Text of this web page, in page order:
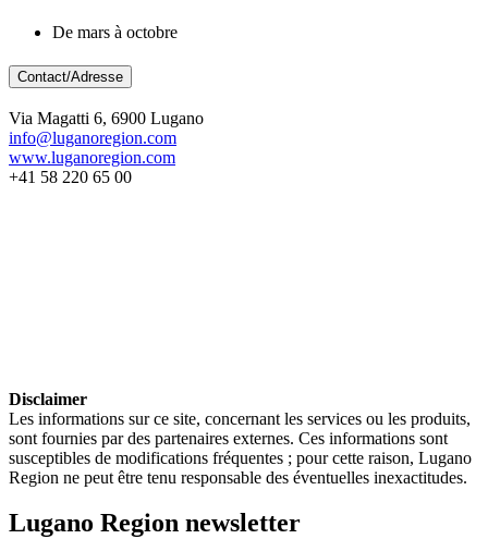
De mars à octobre
Contact/Adresse
Via Magatti 6, 6900 Lugano
info@luganoregion.com
www.luganoregion.com
+41 58 220 65 00
Disclaimer
Les informations sur ce site, concernant les services ou les produits,
sont fournies par des partenaires externes. Ces informations sont
susceptibles de modifications fréquentes ; pour cette raison, Lugano
Region ne peut être tenu responsable des éventuelles inexactitudes.
Lugano Region newsletter